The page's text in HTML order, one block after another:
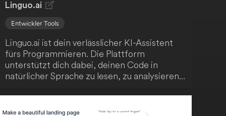
Linguo.ai
Entwickler Tools
Linguo.ai ist dein verlässlicher KI-Assistent
fürs Programmieren. Die Plattform
unterstützt dich dabei, deinen Code in
natürlicher Sprache zu lesen, zu analysieren,
Linguo.ai verbesserst du deinen Code ganz
einfach!